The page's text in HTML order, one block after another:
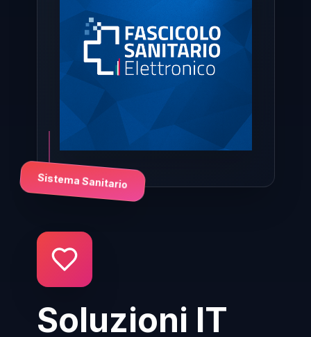
Soluzioni IT
Sistema Sanitario